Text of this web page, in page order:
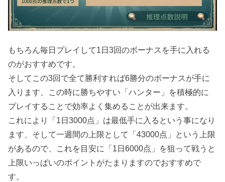
もちろん毎日プレイして1日3回のボーナスを手に入れる
のがおすすめです。
そしてこの3回で全て勝利すれば6勝分のボーナスが手に
入ります、この時に勝ちやすい「ハンター」を積極的に
プレイすることで効率よく集めることが出来ます。
これにより「1日3000点」は最低手に入るという事になり
ます、そして一週間の上限として「43000点」という上限
があるので、これを目安に「1日6000点」を狙って戦うと
上限いっぱいのポイントがたまりますのでおすすめで
す。